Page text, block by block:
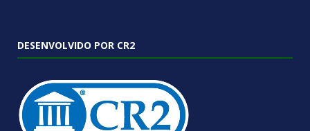
DESENVOLVIDO POR CR2